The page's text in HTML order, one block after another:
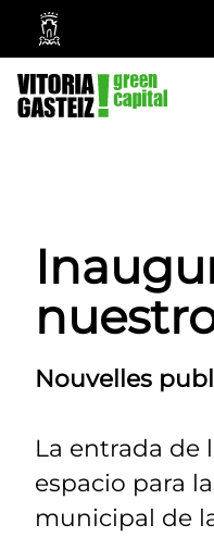
Mairie
de
Vitoria-
Gasteiz
Nouvelles
La entrada de
espacio para
municipal de